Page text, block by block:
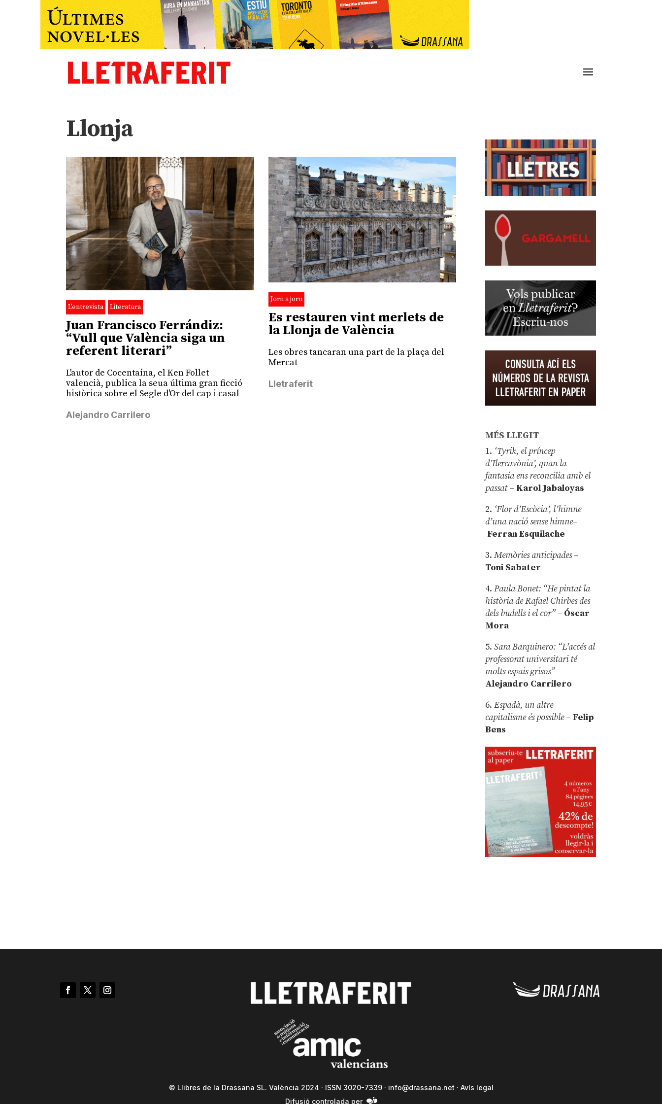
Llonja
L'entrevista Literatura
Juan Francisco Ferrándiz:
“Vull que València siga un
referent literari”
L'autor de Cocentaina, el Ken Follet
valencià, publica la seua última gran ficció
històrica sobre el Segle d'Or del cap i casal
Alejandro Carrilero
Jorn a jorn
Es restauren vint merlets de
la Llonja de València
Les obres tancaran una part de la plaça del
Mercat
Lletraferit
MÉS LLEGIT
1. ‘Tyrik, el príncep
d’Ilercavònia’, quan la
fantasia ens reconcilia amb el
passat– Karol Jabaloyas
2. ‘Flor d’Escòcia’, l’himne
d’una nació sense himne–
Ferran Esquilache
3.Memòries anticipades–
Toni Sabater
4.Paula Bonet: “He pintat la
història de Rafael Chirbes des
dels budells i el cor” – Óscar
Mora
5.Sara Barquinero: “L’accés al
professorat universitari té
molts espais grisos”–
Alejandro Carrilero
6.Espadà, un altre
capitalisme és possible – Felip
Bens
© Llibres de la Drassana SL. València 2024 · ISSN 3020-7339 · info@drassana.net · Avís legal
Difusió controlada per